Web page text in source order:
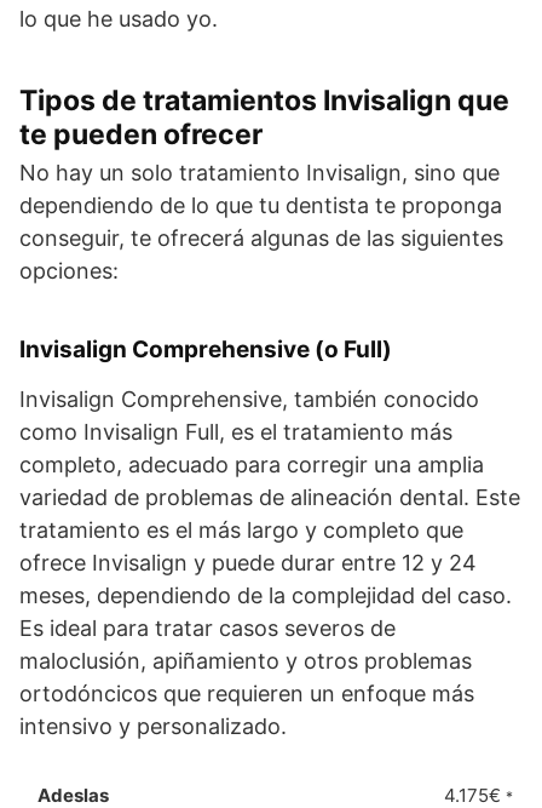
lo que he usado yo.
Tipos de tratamientos Invisalign que
te pueden ofrecer
No hay un solo tratamiento Invisalign, sino que
dependiendo de lo que tu dentista te proponga
conseguir, te ofrecerá algunas de las siguientes
opciones:
Invisalign Comprehensive (o Full)
Invisalign Comprehensive, también conocido
como Invisalign Full, es el tratamiento más
completo, adecuado para corregir una amplia
variedad de problemas de alineación dental. Este
tratamiento es el más largo y completo que
ofrece Invisalign y puede durar entre 12 y 24
meses, dependiendo de la complejidad del caso.
Es ideal para tratar casos severos de
maloclusión, apiñamiento y otros problemas
ortodóncicos que requieren un enfoque más
intensivo y personalizado.
4.175€ *